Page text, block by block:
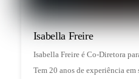
Isabella Freire
Isabella Freire é Co-Diretora
Tem 20 anos de experiência